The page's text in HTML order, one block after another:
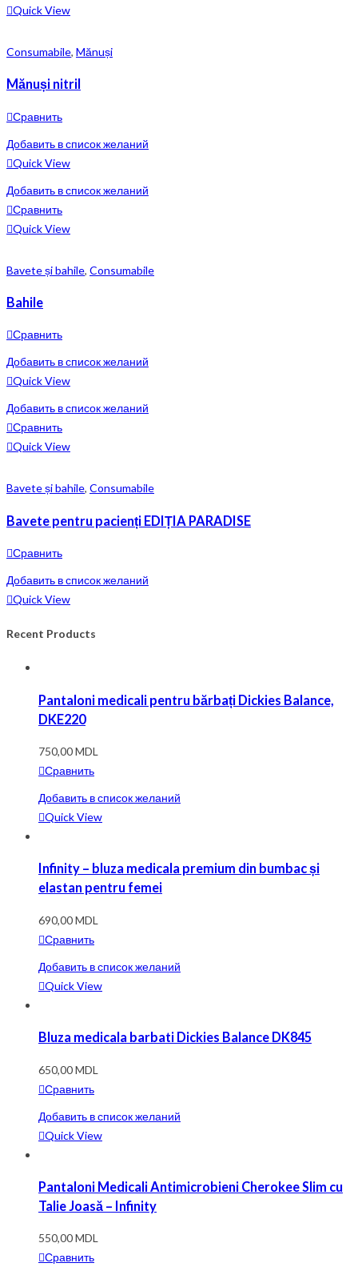
Quick View
Consumabile, Mănuși
Mănuși nitril
Сравнить
Добавить в список желаний
Quick View
Добавить в список желаний
Сравнить
Quick View
Bavete și bahile, Consumabile
Bahile
Сравнить
Добавить в список желаний
Quick View
Добавить в список желаний
Сравнить
Quick View
Bavete și bahile, Consumabile
Bavete pentru pacienți EDIȚIA PARADISE
Сравнить
Добавить в список желаний
Quick View
Recent Products
Pantaloni medicali pentru bărbați Dickies Balance,
DKE220
750,00MDL
Сравнить
Добавить в список желаний
Quick View
Infinity – bluza medicala premium din bumbac și
elastan pentru femei
690,00MDL
Сравнить
Добавить в список желаний
Quick View
Bluza medicala barbati Dickies Balance DK845
650,00MDL
Сравнить
Добавить в список желаний
Quick View
Pantaloni Medicali Antimicrobieni Cherokee Slim cu
Talie Joasă – Infinity
550,00MDL
Сравнить